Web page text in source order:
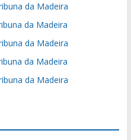
da Madeira
da Madeira
da Madeira
da Madeira
da Madeira